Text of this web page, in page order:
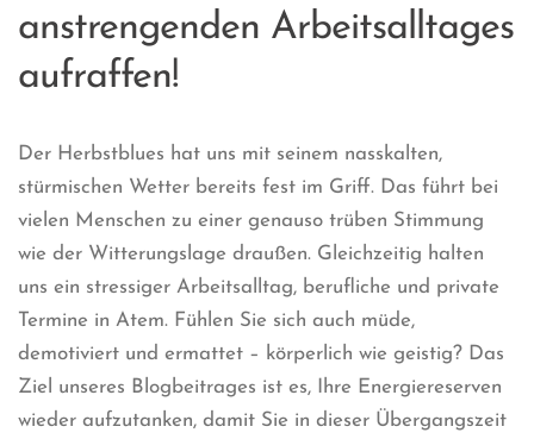
anstrengenden Arbeitsalltages
aufraffen!
Der Herbstblues hat uns mit seinem nasskalten,
stürmischen Wetter bereits fest im Griff. Das führt bei
vielen Menschen zu einer genauso trüben Stimmung
wie der Witterungslage draußen. Gleichzeitig halten
uns ein stressiger Arbeitsalltag, berufliche und private
Termine in Atem. Fühlen Sie sich auch müde,
demotiviert und ermattet – körperlich wie geistig? Das
Ziel unseres Blogbeitrages ist es, Ihre Energiereserven
wieder aufzutanken, damit Sie in dieser Übergangszeit